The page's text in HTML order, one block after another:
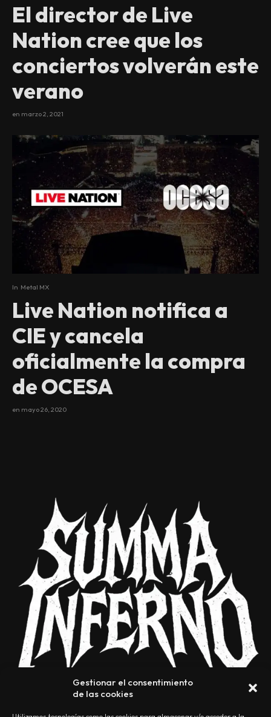
Gestionar el consentimiento
de las cookies
El director de Live
Nation cree que los
conciertos volverán este
verano
en marzo 2, 2021
In Metal MX
Live Nation notifica a
CIE y cancela
oficialmente la compra
de OCESA
en mayo 26, 2020